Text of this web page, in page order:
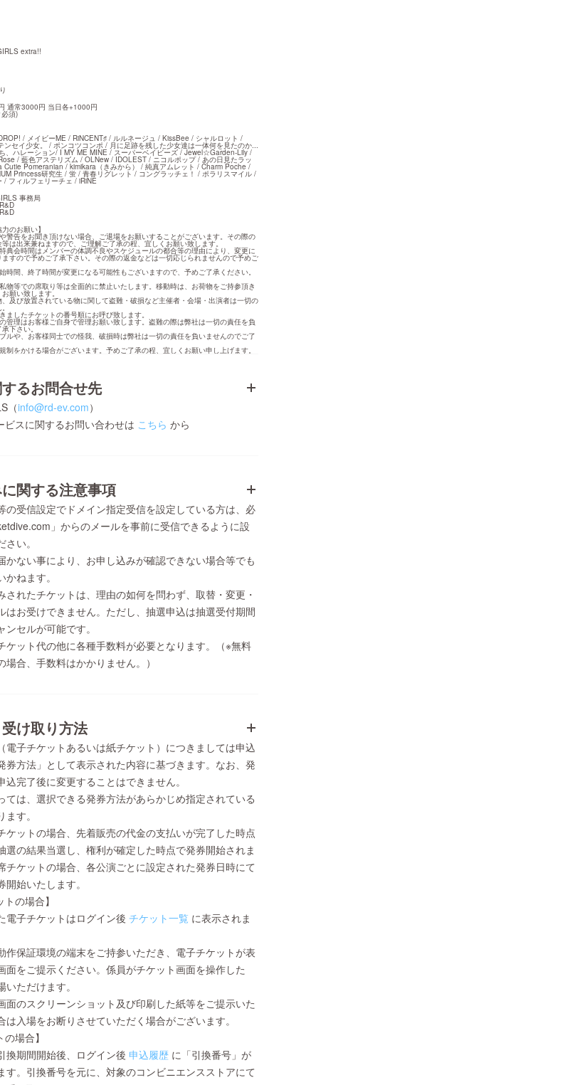
extra!!
通常3000円 当日各+1000円
須)
/ メイビーME / RiNCENT♯ / ルルネージュ / KissBee / シャルロット /
ンセイ少女。 / ポンコツコンポ / 月に足跡を残した少女達は一体何を見たのか...
、ハレーション/ I MY ME MINE / スーパーベイビーズ / Jewel☆Garden-Lily /
/ 藍色アステリズム / OLNew / IDOLEST / ニコルポップ / あの日見たラッ
Cutie Pomeranian / kimikara（きみから） / 純真アムレット / Charm Poche /
Princess研究生 / 蛍 / 青春リグレット / コングラッチェ！ / ポラリスマイル /
/ フィルフェリーチェ / iRiNE
事務局
のお願い】
警告をお聞き頂けない場合、ご退場をお願いすることがございます。その際の
は出来兼ねますので、ご理解ご了承の程、宜しくお願い致します。
典会時間はメンバーの体調不良やスケジュールの都合等の理由により、変更に
すので予めご了承下さい。その際の返金などは一切応じられませんので予めご
時間、終了時間が変更になる可能性もございますので、予めご了承ください。
物等での席取り等は全面的に禁止いたします。移動時は、お荷物をご持参頂き
願い致します。
、及び放置されている物に関して盗難・破損など主催者・会場・出演者は一切の
ましたチケットの番号順にお呼び致します。
管理はお客様ご自身で管理お願い致します。盗難の際は弊社は一切の責任を負
下さい。
ルや、お客様同士での怪我、破損時は弊社は一切の責任を負いませんのでご了
制をかける場合がございます。予めご了承の程、宜しくお願い申し上げます。
るお問合せ先
（info@rd-ev.com）
ビスに関するお問い合わせは こちら から
関する注意事項
の受信設定でドメイン指定受信を設定している方は、必
」からのメールを事前に受信できるように設
い。
かない事により、お申し込みが確認できない場合等でも
ねます。
されたチケットは、理由の如何を問わず、取替・変更・
はお受けできません。ただし、抽選申込は抽選受付期間
ンセルが可能です。
ケット代の他に各種手数料が必要となります。（※無料
場合、手数料はかかりません。）
け取り方法
電子チケットあるいは紙チケット）につきましては申込
券方法」として表示された内容に基づきます。なお、発
込完了後に変更することはできません。
ては、選択できる発券方法があらかじめ指定されている
す。
ケットの場合、先着販売の代金の支払いが完了した時点
選の結果当選し、権利が確定した時点で発券開始されま
チケットの場合、各公演ごとに設定された発券日時にて
開始いたします。
トの場合】
電子チケットはログイン後 チケット一覧 に表示されま
作保証環境の端末をご持参いただき、電子チケットが表
面をご提示ください。係員がチケット画面を操作した
いただけます。
面のスクリーンショット及び印刷した紙等をご提示いた
は入場をお断りさせていただく場合がございます。
の場合】
換期間開始後、ログイン後 申込履歴 に「引換番号」が
す。引換番号を元に、対象のコンビニエンスストアにて